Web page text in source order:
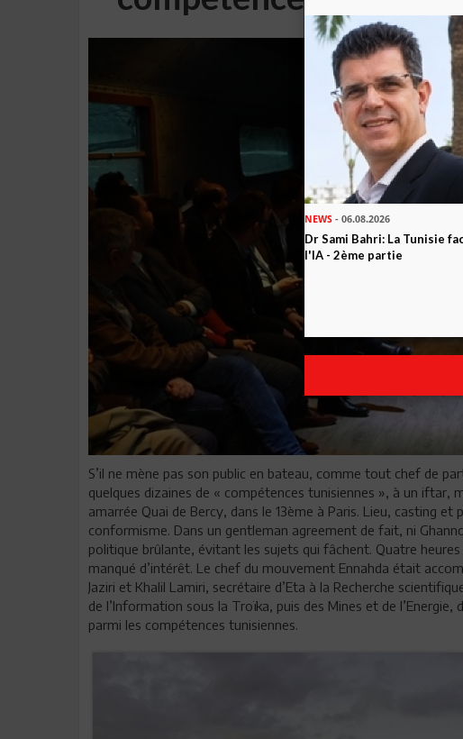
S’il ne mène pas son public en bateau, comme tout chef de
quelques dizaines de « compétences tunisiennes », à un iftar,
amarrée Quai de Bercy, dans le 13ème à Paris. Lieu, casting
conformisme. Dans un gentleman agreement de fait, ni
politique brûlante, évitant les sujets qui fâchent. Quatre
manqué d’intérêt. Le chef du mouvement Ennahda était
Jaziri et Khalil Lamiri, secrétaire d’Eta à la Recherche
de l’Information sous la Troïka, puis des Mines et de
parmi les compétences tunisiennes.
NEWS - 06.08.2026
Dr Sami Bahri: La Tunisie
l'IA - 2ème partie